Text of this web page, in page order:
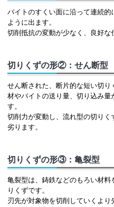
バイトのすくい面に沿って連続
ように出ます。
切削抵抗の変動が少なく、良好な
切りくずの形②：せん断型
せん断された、断片的な短い切
材やバイトの送り量、切り込み量
す。
切削力が変動し、流れ型の切り
劣ります。
切りくずの形③：亀裂型
亀裂型は、鋳鉄などのもろい材料
りくずです。
刃先が対象物を切削していくよ